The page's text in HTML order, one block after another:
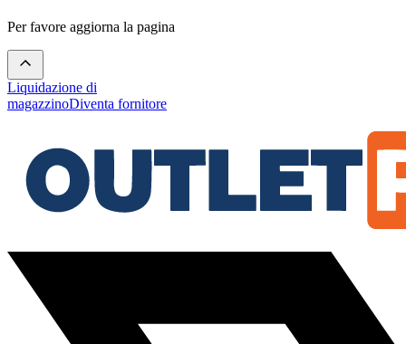
Per favore aggiorna la pagina
Liquidazione di
magazzinoDiventa fornitore